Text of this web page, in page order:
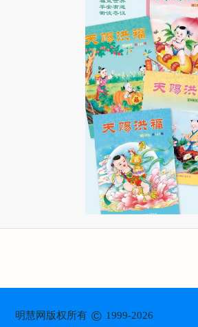
明慧网版权所有© 1999-2026